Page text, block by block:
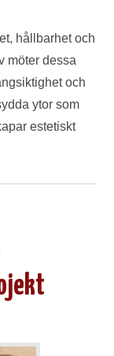
hållbarhet och
möter dessa
och
ytor som
estetiskt